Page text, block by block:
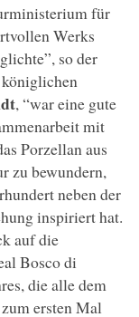
für
Werks
so der
, “war eine gute
mit
Porzellan aus
zu bewundern,
neben der
inspiriert hat.
auf die
Bosco di
die alle dem
ersten Mal